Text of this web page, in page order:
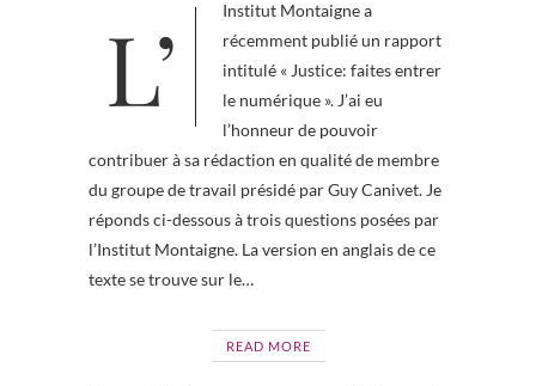
L’Institut Montaigne a
récemment publié un rapport
intitulé « Justice: faites entrer
le numérique ». J’ai eu
l’honneur de pouvoir
contribuer à sa rédaction en qualité de membre
du groupe de travail présidé par Guy Canivet. Je
réponds ci-dessous à trois questions posées par
l’Institut Montaigne. La version en anglais de ce
texte se trouve sur le…
READ MORE